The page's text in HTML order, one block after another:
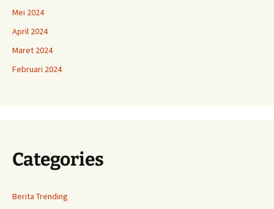
Mei 2024
April 2024
Maret 2024
Februari 2024
Categories
Berita Trending